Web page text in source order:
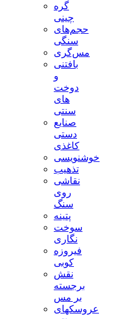
گره
چینی
حجم‌های
سنگی
مس‌گری
بافتنی‌
و
دوخت
های
سنتی
صنایع
دستی
کاغذی
خوشنویسی
تذهیب
نقاشی
روی
سنگ
پتینه
سوخت
نگاری
فیروزه
کوبی
نقش
برجسته
بر مس
عروسکهای